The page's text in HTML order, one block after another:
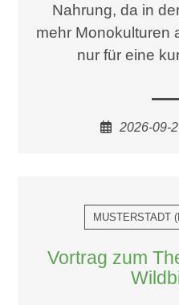
Nahrung, da in
mehr Monokulturen
nur für eine
2026-09-
MUSTERSTADT(
Vortrag zum